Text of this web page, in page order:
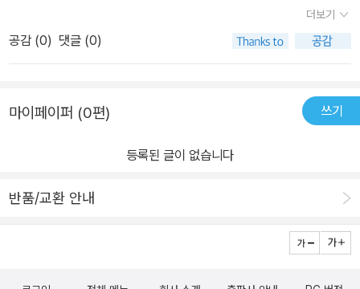
다양한 데이터 소스를 연결할 수 있다는 점이 인상적이었습니다. 제
가 현재 구상 중인 문서 기반 검색 시스템에는 LlamaIndex의 간소화
된 워크플로가 더 적합할 것 같습니다. 데이터 인덱싱부터 쿼리 변환,
이 용이해 보입니다.4️⃣ 7가지 실전 프로젝트책 제목 그대로 7개의
실습 프로젝트를 제공합니다. 이론만 알려주고 끝나는 책들과 달리,
직접 따라 해볼 수 있는 코드와 설명이 상세하게 나와있습니다.🛠️ 직
인상적이었습니다. 회사의 내부 문서들을 이런 방식으로 검색할 수
다가 몇 번 에러가 났지만, GitHub에 올라온 코드를 참고해서 해결
께 구체적인 코드 예시를 제공하여 독자가 직접 따라 하며 익힐 수 있
도록 돕는 구성일 것입니다. 이는 단순히 지식을 쌓는 것을 넘어, 실제
리를 깊이 이해하고 싶은 연구자 및 학생들에게 매우 유용할 것으로
보입니다. 기본적인 파이썬 프로그래밍 경험이 있다면 책의 내용을
더라도 프로젝트를 통해 자연스럽게 핵심 개념과 구현 방식을 익힐
수 있도록 구성되어 있을 가능성이 높습니다.총평하자면, 『7가지 프
기술 트렌드를 실무적인 관점에서 접근하고 싶은 분들에게 훌륭한 길
잡이가 되어줄 책입니다. 이론과 실습의 균형을 통해 에이전트 개발
다. 이 책이 좋은 이유 첫번째는 기본 개념을 구조도와 함께 설명해준
다는 것입니다. LLM에 기술적으로 관심을 가지고 있긴 하지만 구체
적으로 ReAct가 어떤 것인지 몰랐는데 깃허브에서 예제를 받아 실
에서 다양한 기술적 요소를 폭넓게 소개해준다는 점입니다. PPT를
점인 수치 계산을 코드로 보완할 수 있음을 알려줍니다. 각 기술 요소
교해주는 부분도 유용하게 읽었습니다. 번역하는 과정에서 빠르게 변
거나 업데이트된 부분을 번역 과정에서 반영하는 것도 좋았습니다.
더보기
공감 (0) 댓글 (0)
마이페이퍼 (0편) 쓰기
등록된 글이 없습니다
반품/교환 안내